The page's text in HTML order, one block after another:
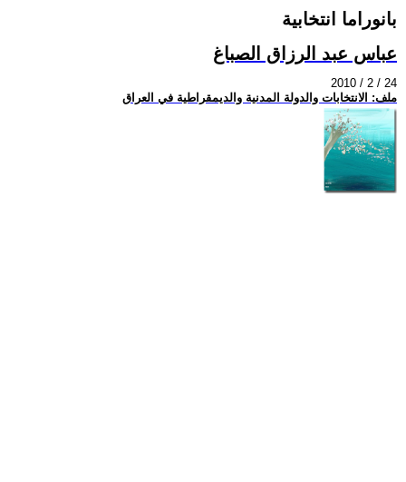
بانوراما انتخابية
عباس عبد الرزاق الصباغ
2010 / 2 / 24
ملف: الانتخابات والدولة المدنية والديمقراطية في العراق